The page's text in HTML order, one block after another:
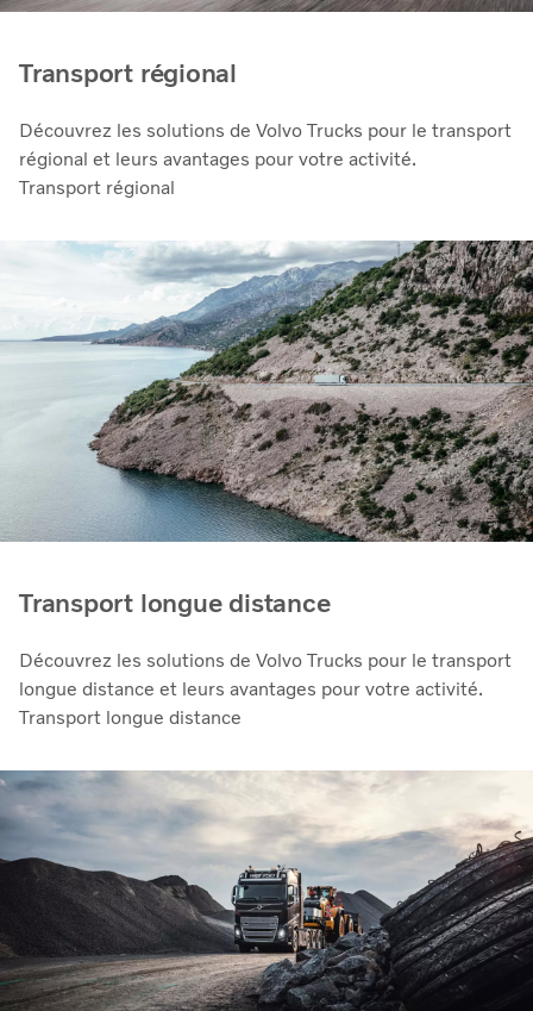
Transport régional
Découvrez les solutions de Volvo Trucks pour le transport
régional et leurs avantages pour votre activité.
Transport régional
Transport longue distance
Découvrez les solutions de Volvo Trucks pour le transport
longue distance et leurs avantages pour votre activité.
Transport longue distance